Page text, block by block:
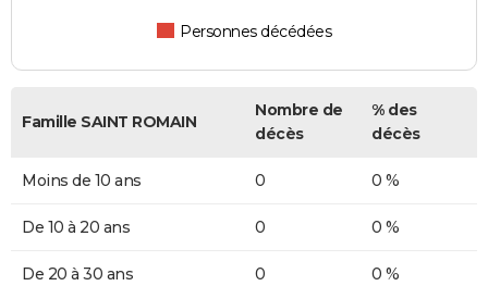
Personnes décédées
Famille SAINT ROMAIN
Nombre de
décès
% des
décès
Moins de 10 ans 0 0 %
De 10 à 20 ans 0 0 %
De 20 à 30 ans 0 0 %